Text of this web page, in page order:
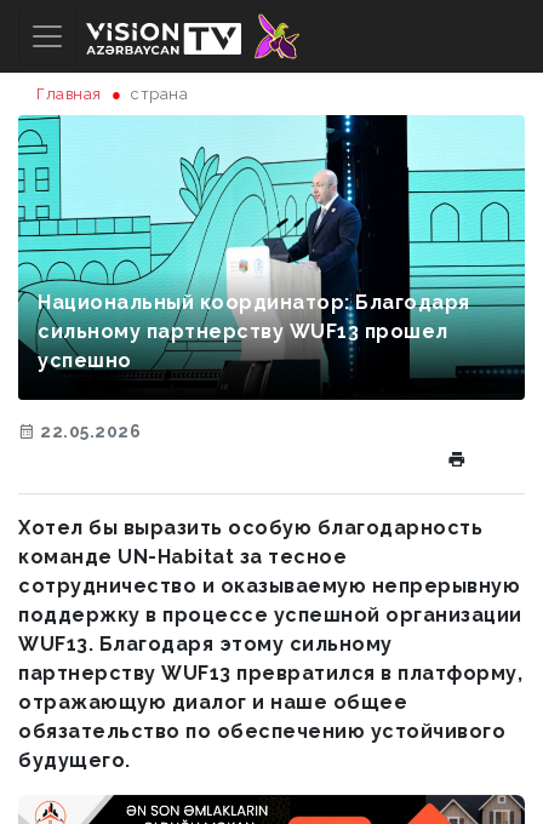
Главная страна
Национальный координатор: Благодаря
сильному партнерству WUF13 прошел
успешно
22.05.2026
Хотел бы выразить особую благодарность
команде UN-Habitat за тесное
сотрудничество и оказываемую непрерывную
поддержку в процессе успешной организации
WUF13. Благодаря этому сильному
партнерству WUF13 превратился в платформу,
отражающую диалог и наше общее
обязательство по обеспечению устойчивого
будущего.